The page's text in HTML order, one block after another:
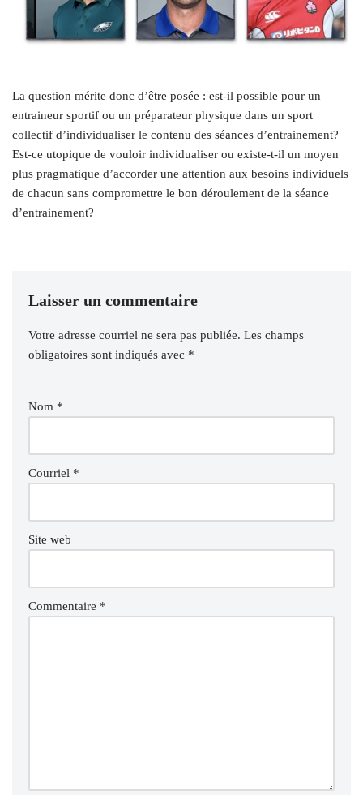
La question mérite donc d’être posée : est-il possible pour un
entraineur sportif ou un préparateur physique dans un sport
collectif d’individualiser le contenu des séances d’entrainement?
Est-ce utopique de vouloir individualiser ou existe-t-il un moyen
plus pragmatique d’accorder une attention aux besoins individuels
de chacun sans compromettre le bon déroulement de la séance
d’entrainement?
Laisser un commentaire
Votre adresse courriel ne sera pas publiée. Les champs
obligatoires sont indiqués avec *
Nom *
Courriel *
Site web
Commentaire *